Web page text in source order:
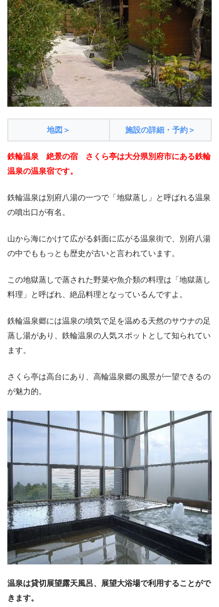
地図＞ 施設の詳細・予約＞
鉄輪温泉 絶景の宿 さくら亭は大分県別府市にある鉄輪
温泉の温泉宿です。
鉄輪温泉は別府八湯の一つで「地獄蒸し」と呼ばれる温泉
の噴出口が有名。
山から海にかけて広がる斜面に広がる温泉街で、別府八湯
の中でももっとも歴史が古いと言われています。
この地獄蒸しで蒸された野菜や魚介類の料理は「地獄蒸し
料理」と呼ばれ、絶品料理となっているんですよ。
鉄輪温泉郷には温泉の墳気で足を温める天然のサウナの足
蒸し湯があり、鉄輪温泉の人気スポットとして知られてい
ます。
さくら亭は高台にあり、高輪温泉郷の風景が一望できるの
が魅力的。
温泉は貸切展望露天風呂、展望大浴場で利用することがで
きます。